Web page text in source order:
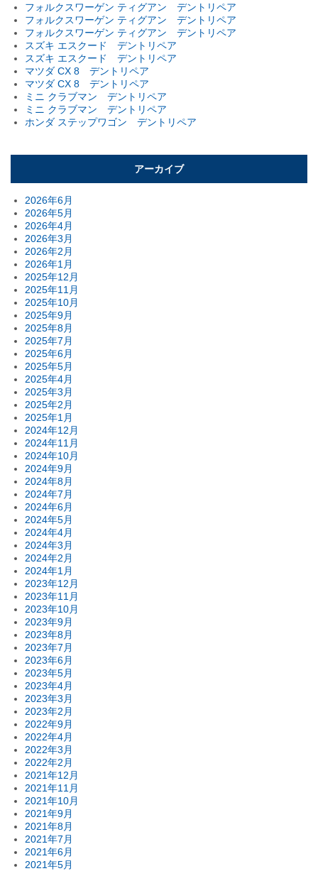
フォルクスワーゲン ティグアン デントリペア
フォルクスワーゲン ティグアン デントリペア
フォルクスワーゲン ティグアン デントリペア
スズキ エスクード デントリペア
スズキ エスクード デントリペア
マツダ CX 8 デントリペア
マツダ CX 8 デントリペア
ミニ クラブマン デントリペア
ミニ クラブマン デントリペア
ホンダ ステップワゴン デントリペア
アーカイブ
2026年6月
2026年5月
2026年4月
2026年3月
2026年2月
2026年1月
2025年12月
2025年11月
2025年10月
2025年9月
2025年8月
2025年7月
2025年6月
2025年5月
2025年4月
2025年3月
2025年2月
2025年1月
2024年12月
2024年11月
2024年10月
2024年9月
2024年8月
2024年7月
2024年6月
2024年5月
2024年4月
2024年3月
2024年2月
2024年1月
2023年12月
2023年11月
2023年10月
2023年9月
2023年8月
2023年7月
2023年6月
2023年5月
2023年4月
2023年3月
2023年2月
2022年9月
2022年4月
2022年3月
2022年2月
2021年12月
2021年11月
2021年10月
2021年9月
2021年8月
2021年7月
2021年6月
2021年5月